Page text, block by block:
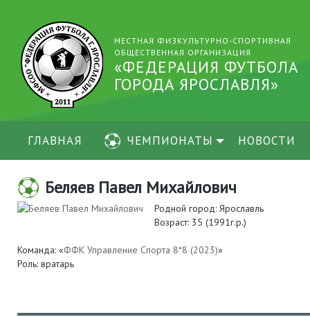
МЕСТНАЯ ФИЗКУЛЬТУРНО-СПОРТИВНАЯ
ОБЩЕСТВЕННАЯ ОРГАНИЗАЦИЯ
«ФЕДЕРАЦИЯ ФУТБОЛА
ГОРОДА ЯРОСЛАВЛЯ»
ГЛАВНАЯ ЧЕМПИОНАТЫ НОВОСТИ
Беляев Павел Михайлович
Родной город: Ярославль
Возраст: 35 (1991г.р.)
Команда: «ФФК Управление Спорта 8*8 (2023)»
Роль: вратарь